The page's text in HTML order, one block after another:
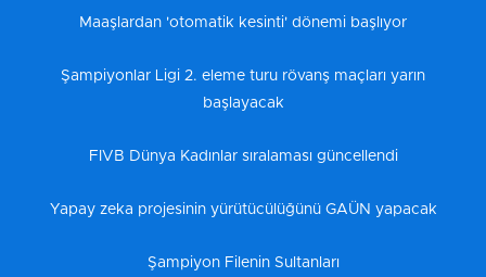
Maaşlardan 'otomatik kesinti' dönemi başlıyor
Şampiyonlar Ligi 2. eleme turu rövanş maçları yarın
başlayacak
FIVB Dünya Kadınlar sıralaması güncellendi
Yapay zeka projesinin yürütücülüğünü GAÜN yapacak
Şampiyon Filenin Sultanları